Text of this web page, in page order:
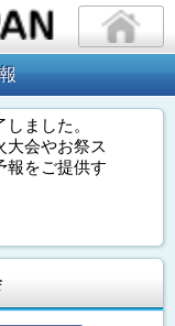
ました。
大会やお祭ス
報をご提供す